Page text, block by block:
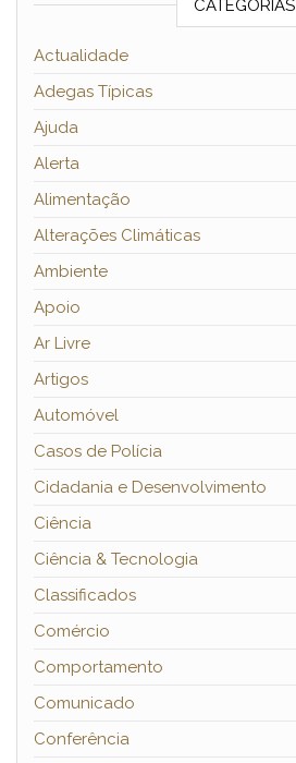
CATEGORIAS
Actualidade
Adegas Típicas
Ajuda
Alerta
Alimentação
Alterações Climáticas
Ambiente
Apoio
Ar Livre
Artigos
Automóvel
Casos de Polícia
Cidadania e Desenvolvimento
Ciência
Ciência & Tecnologia
Classificados
Comércio
Comportamento
Comunicado
Conferência